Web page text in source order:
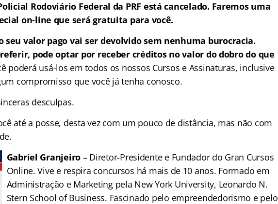
Rodoviário Federal da PRF está cancelado. Faremos uma
on-line que será gratuita para você.
seu valor pago vai ser devolvido sem nenhuma burocracia.
pode optar por receber créditos no valor do dobro do que
poderá usá-los em todos os nossos Cursos e Assinaturas, inclusive
compromisso que você já tenha conosco.
desculpas.
até a posse, desta vez com um pouco de distância, mas não com
Gabriel Granjeiro – Diretor-Presidente e Fundador do Gran Cursos
Online. Vive e respira concursos há mais de 10 anos. Formado em
Administração e Marketing pela New York University, Leonardo N.
Stern School of Business. Fascinado pelo empreendedorismo e pelo